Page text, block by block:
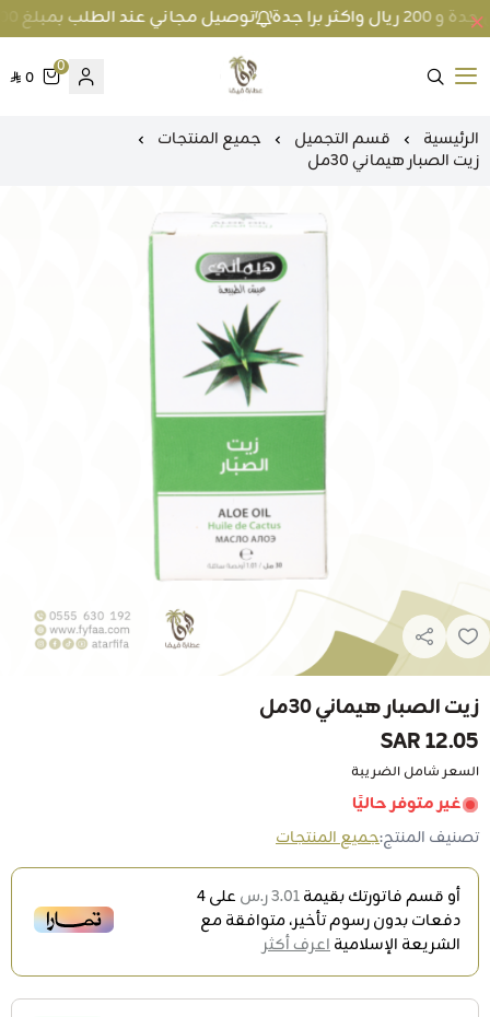
توصيل مجاني عند الطلب بمبلغ 100 ريال واكثر داخل جدة و 200 ريال واكثر برا جدة
متجر عطارة فيفا
0
0
الرئيسية قسم التجميل
جميع المنتجات
زيت الصبار هيماني 30مل
زيت الصبار هيماني 30مل
12.05 SAR
السعر شامل الضريبة
غير متوفر حاليًا
تصنيف المنتج:جميع المنتجات
أو قسم فاتورتك بقيمة3.01 ر.س على4
دفعات بدون رسوم تأخير، متوافقة مع
الشريعة الإسلاميةاعرف أكثر